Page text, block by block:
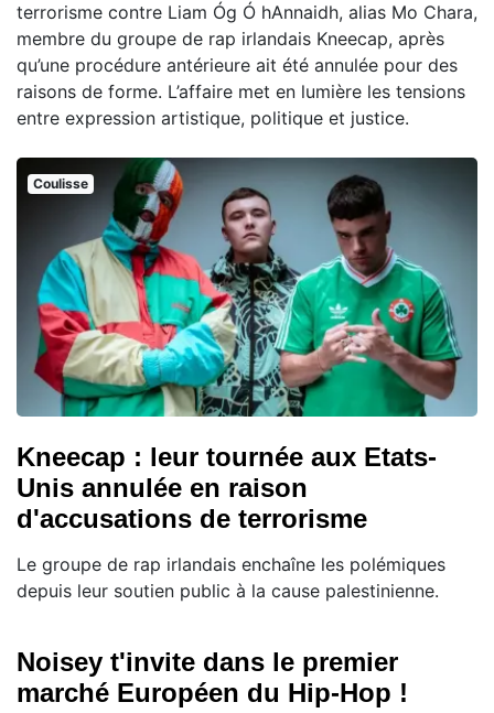
terrorisme contre Liam Óg Ó hAnnaidh, alias Mo Chara,
membre du groupe de rap irlandais Kneecap, après
qu’une procédure antérieure ait été annulée pour des
raisons de forme. L’affaire met en lumière les tensions
entre expression artistique, politique et justice.
Coulisse
Kneecap : leur tournée aux Etats-
Unis annulée en raison
d'accusations de terrorisme
Le groupe de rap irlandais enchaîne les polémiques
depuis leur soutien public à la cause palestinienne.
Noisey t'invite dans le premier
marché Européen du Hip-Hop !